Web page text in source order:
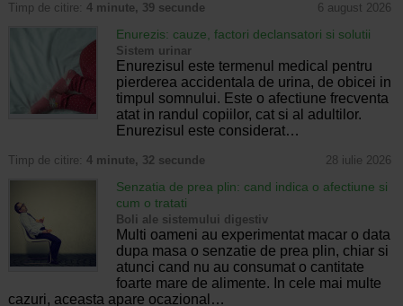
Timp de citire: 4 minute, 39 secunde 6 august 2026
Enurezis: cauze, factori declansatori si solutii
Sistem urinar
Enurezisul este termenul medical pentru
pierderea accidentala de urina, de obicei in
timpul somnului. Este o afectiune frecventa
atat in randul copiilor, cat si al adultilor.
Enurezisul este considerat…
Timp de citire: 4 minute, 32 secunde 28 iulie 2026
Senzatia de prea plin: cand indica o afectiune si
cum o tratati
Boli ale sistemului digestiv
Multi oameni au experimentat macar o data
dupa masa o senzatie de prea plin, chiar si
atunci cand nu au consumat o cantitate
foarte mare de alimente. In cele mai multe
cazuri, aceasta apare ocazional…